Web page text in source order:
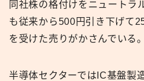
同社株の格付けをニュートラ
も従来から500円引き下げて
を受けた売りがかさんでいる。
半導体セクターではIC基盤製